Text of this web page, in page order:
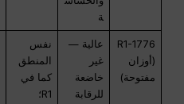
ة
R1-1776
(أوزان
مفتوحة)
عالية —
غير
خاضعة
للرقابة
نفس
المنطق
كما في
R1؛